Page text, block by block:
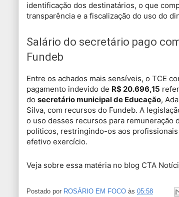
identificação dos destinatários, o que
transparência e a fiscalização do uso do
Salário do secretário pago
Fundeb
Entre os achados mais sensíveis, o TCE
pagamento indevido de R$ 20.696,15
do secretário municipal de Educação,
Silva, com recursos do Fundeb. A
o uso desses recursos para remuneração
políticos, restringindo-os aos profissionais
efetivo exercício.
Veja sobre essa matéria no blog CTA
Postado por ROSÁRIO EM FOCO às 05:58